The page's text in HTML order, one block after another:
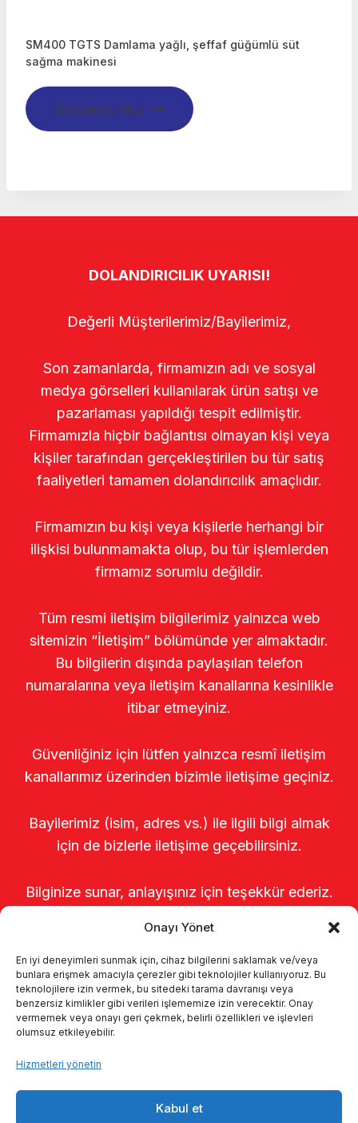
Onayı Yönet
En iyi deneyimleri sunmak için, cihaz bilgilerini saklamak ve/veya
bunlara erişmek amacıyla çerezler gibi teknolojiler kullanıyoruz. Bu
teknolojilere izin vermek, bu sitedeki tarama davranışı veya
benzersiz kimlikler gibi verileri işlememize izin verecektir. Onay
vermemek veya onayı geri çekmek, belirli özellikleri ve işlevleri
olumsuz etkileyebilir.
Hizmetleri yönetin
Kabul et
SM400 TGTS Damlama yağlı, şeffaf güğümlü süt
sağma makinesi
Devamını oku
DOLANDIRICILIK UYARISI!
Değerli Müşterilerimiz/Bayilerimiz,
Son zamanlarda, firmamızın adı ve sosyal
medya görselleri kullanılarak ürün satışı ve
pazarlaması yapıldığı tespit edilmiştir.
Firmamızla hiçbir bağlantısı olmayan kişi veya
kişiler tarafından gerçekleştirilen bu tür satış
faaliyetleri tamamen dolandırıcılık amaçlıdır.
Firmamızın bu kişi veya kişilerle herhangi bir
ilişkisi bulunmamakta olup, bu tür işlemlerden
firmamız sorumlu değildir.
Tüm resmi iletişim bilgilerimiz yalnızca web
sitemizin “İletişim” bölümünde yer almaktadır.
Bu bilgilerin dışında paylaşılan telefon
numaralarına veya iletişim kanallarına kesinlikle
itibar etmeyiniz.
Güvenliğiniz için lütfen yalnızca resmî iletişim
kanallarımız üzerinden bizimle iletişime geçiniz.
Bayilerimiz (isim, adres vs.) ile ilgili bilgi almak
için de bizlerle iletişime geçebilirsiniz.
Bilginize sunar, anlayışınız için teşekkür ederiz.
Kalite politikamız